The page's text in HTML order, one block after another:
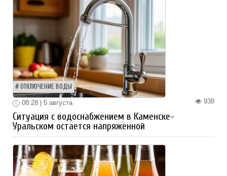
ОТКЛЮЧЕНИЕ ВОДЫ
938
08:28 | 5 августа
Ситуация с водоснабжением в Каменске-
Уральском остается напряженной